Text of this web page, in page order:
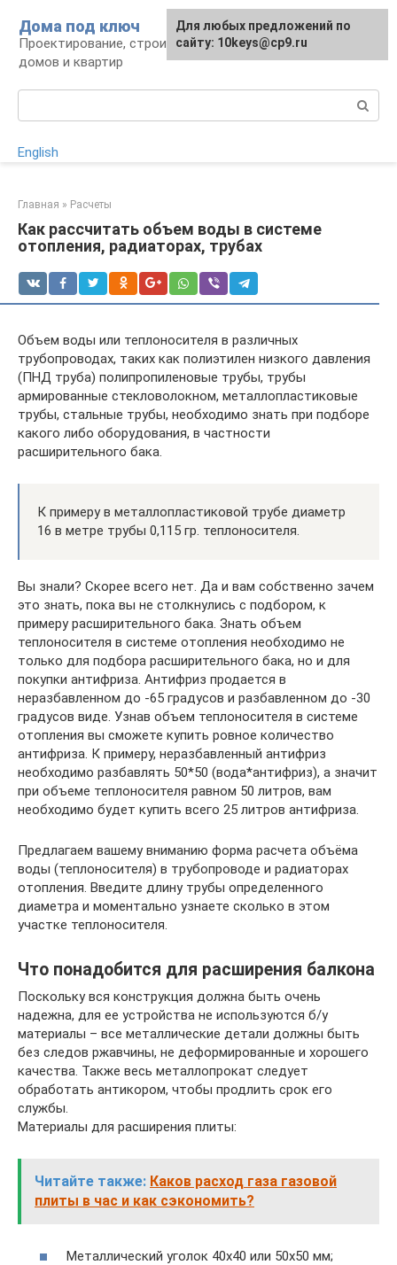
контенту
Дома под ключ
Проектирование, строительство и отделка
домов и квартир
English
Главная » Расчеты
Как рассчитать объем воды в системе
отопления, радиаторах, трубах
Объем воды или теплоносителя в различных
трубопроводах, таких как полиэтилен низкого давления
(ПНД труба) полипропиленовые трубы, трубы
армированные стекловолокном, металлопластиковые
трубы, стальные трубы, необходимо знать при подборе
какого либо оборудования, в частности
расширительного бака.
К примеру в металлопластиковой трубе диаметр
16 в метре трубы 0,115 гр. теплоносителя.
Вы знали? Скорее всего нет. Да и вам собственно зачем
это знать, пока вы не столкнулись с подбором, к
примеру расширительного бака. Знать объем
теплоносителя в системе отопления необходимо не
только для подбора расширительного бака, но и для
покупки антифриза. Антифриз продается в
неразбавленном до -65 градусов и разбавленном до -30
градусов виде. Узнав объем теплоносителя в системе
отопления вы сможете купить ровное количество
антифриза. К примеру, неразбавленный антифриз
необходимо разбавлять 50*50 (вода*антифриз), а значит
при объеме теплоносителя равном 50 литров, вам
необходимо будет купить всего 25 литров антифриза.
Предлагаем вашему вниманию форма расчета объёма
воды (теплоносителя) в трубопроводе и радиаторах
отопления. Введите длину трубы определенного
диаметра и моментально узнаете сколько в этом
участке теплоносителя.
Что понадобится для расширения балкона
Поскольку вся конструкция должна быть очень
надежна, для ее устройства не используются б/у
материалы – все металлические детали должны быть
без следов ржавчины, не деформированные и хорошего
качества. Также весь металлопрокат следует
обработать антикором, чтобы продлить срок его
службы.
Материалы для расширения плиты:
Читайте также: Каков расход газа газовой
плиты в час и как сэкономить?
Металлический уголок 40х40 или 50х50 мм;
Для любых предложений по
сайту: 10keys@cp9.ru